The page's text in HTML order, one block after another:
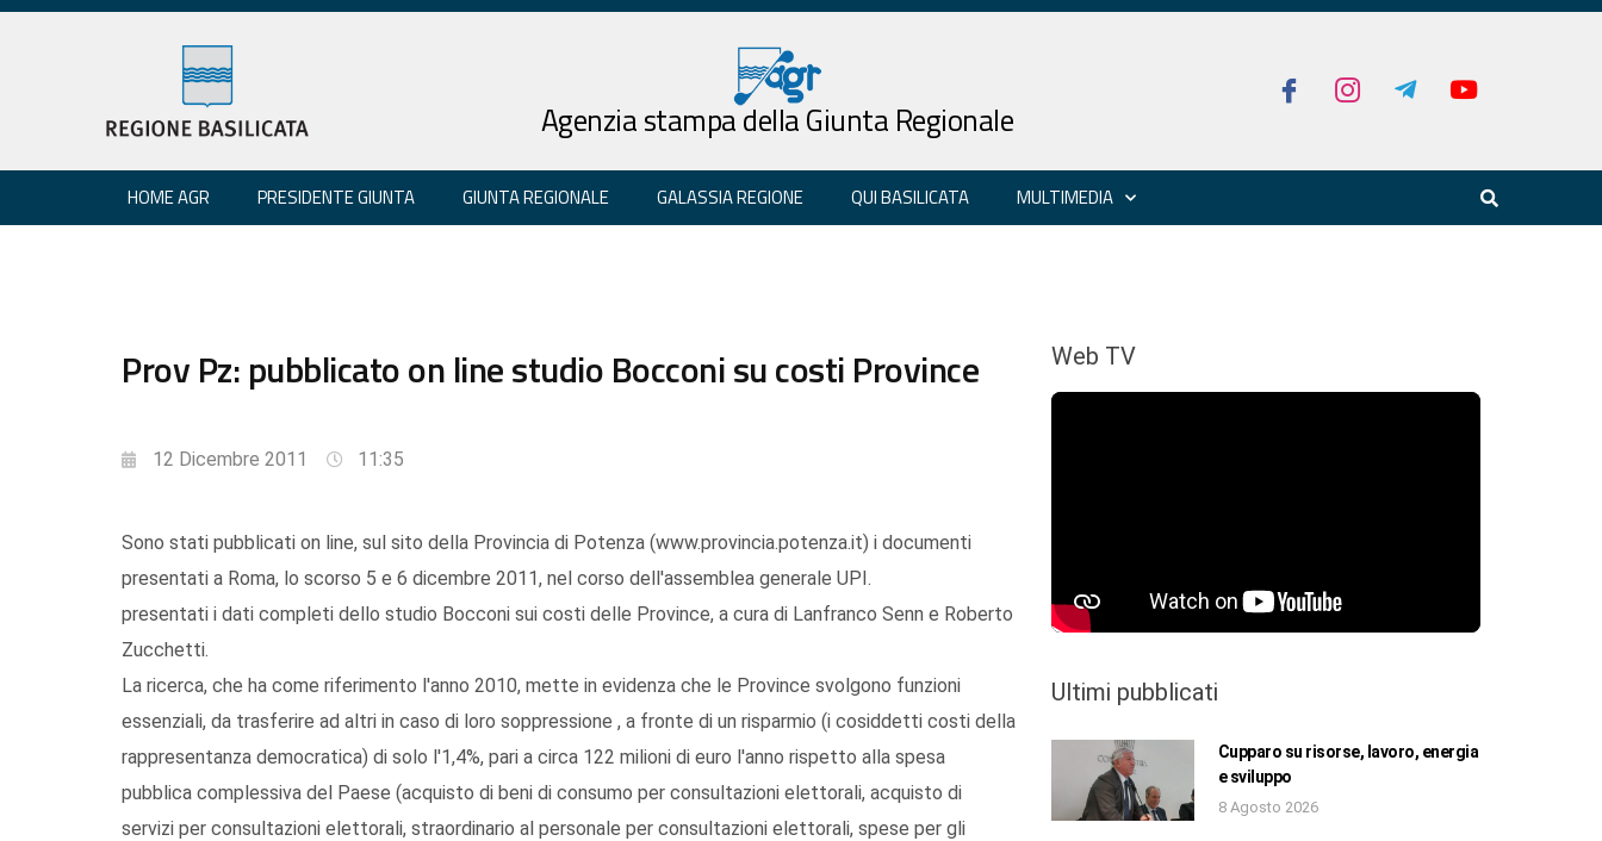
Agenzia stampa della Giunta Regionale
HOME AGR PRESIDENTE GIUNTA GIUNTA REGIONALE GALASSIA REGIONE QUI BASILICATA MULTIMEDIA
Prov Pz: pubblicato on line studio Bocconi su costi Province
12 Dicembre 2011 11:35
Sono stati pubblicati on line, sul sito della Provincia di Potenza (www.provincia.potenza.it) i documenti
presentati a Roma, lo scorso 5 e 6 dicembre 2011, nel corso dell'assemblea generale UPI.
presentati i dati completi dello studio Bocconi sui costi delle Province, a cura di Lanfranco Senn e Roberto
Zucchetti.
La ricerca, che ha come riferimento l'anno 2010, mette in evidenza che le Province svolgono funzioni
essenziali, da trasferire ad altri in caso di loro soppressione , a fronte di un risparmio (i cosiddetti costi della
rappresentanza democratica) di solo l'1,4%, pari a circa 122 milioni di euro l'anno rispetto alla spesa
pubblica complessiva del Paese (acquisto di beni di consumo per consultazioni elettorali, acquisto di
servizi per consultazioni elettorali, straordinario al personale per consultazioni elettorali, spese per gli
Web TV
Ultimi pubblicati
Cupparo su risorse, lavoro, energia
e sviluppo
8 Agosto 2026